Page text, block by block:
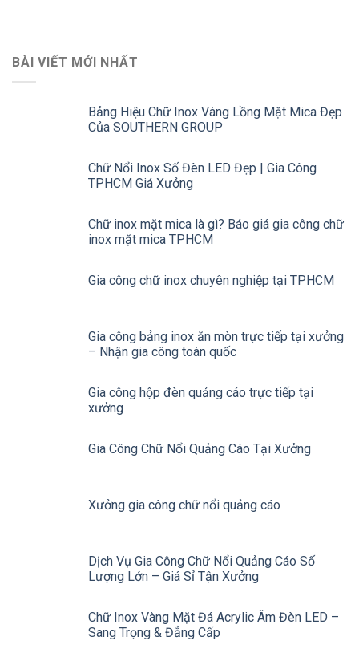
BÀI VIẾT MỚI NHẤT
Bảng Hiệu Chữ Inox Vàng Lồng Mặt Mica Đẹp
Của SOUTHERN GROUP
Chữ Nổi Inox Số Đèn LED Đẹp | Gia Công
TPHCM Giá Xưởng
Chữ inox mặt mica là gì? Báo giá gia công chữ
inox mặt mica TPHCM
Gia công chữ inox chuyên nghiệp tại TPHCM
Gia công bảng inox ăn mòn trực tiếp tại xưởng
– Nhận gia công toàn quốc
Gia công hộp đèn quảng cáo trực tiếp tại
xưởng
Gia Công Chữ Nổi Quảng Cáo Tại Xưởng
Xưởng gia công chữ nổi quảng cáo
Dịch Vụ Gia Công Chữ Nổi Quảng Cáo Số
Lượng Lớn – Giá Sỉ Tận Xưởng
Chữ Inox Vàng Mặt Đá Acrylic Âm Đèn LED –
Sang Trọng & Đẳng Cấp